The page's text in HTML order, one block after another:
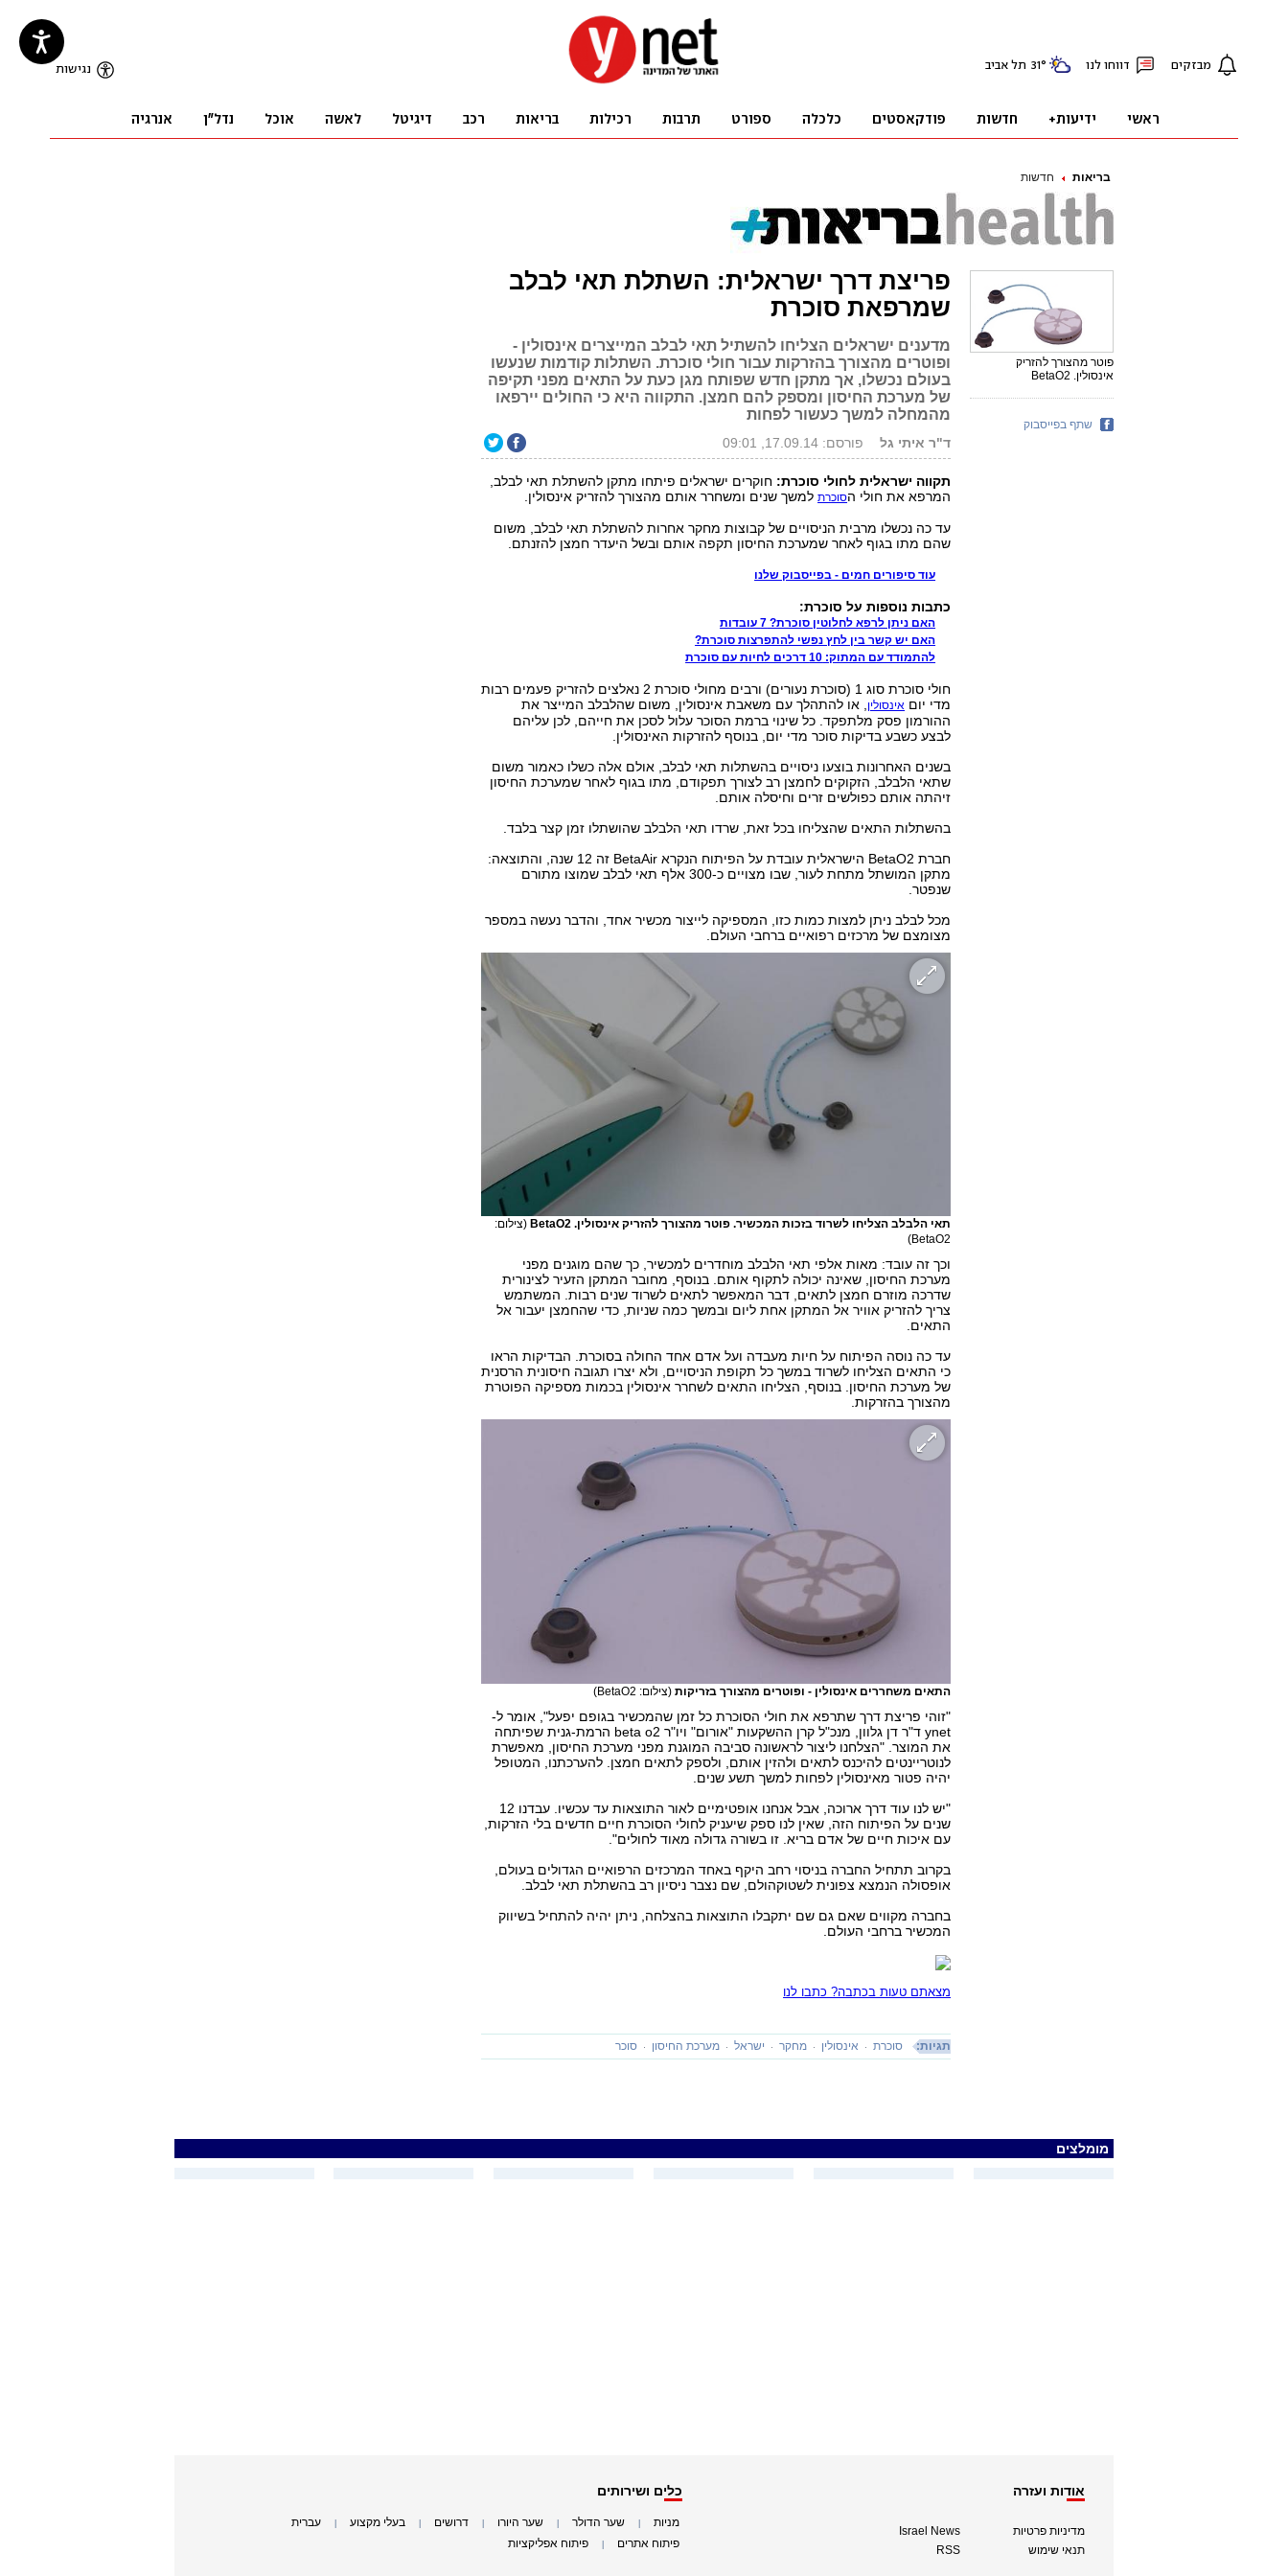
בריאות חדשות
פריצת דרך ישראלית: השתלת תאי לבלב
שמרפאת סוכרת
מדענים ישראלים הצליחו להשתיל תאי לבלב המייצרים אינסולין -
ופוטרים מהצורך בהזרקות עבור חולי סוכרת. השתלות קודמות שנעשו
בעולם נכשלו, אך מתקן חדש שפותח מגן כעת על התאים מפני תקיפה
של מערכת החיסון ומספק להם חמצן. התקווה היא כי החולים יירפאו
מהמחלה למשך כעשור לפחות
ד"ר איתי גל פורסם: 17.09.14, 09:01
תקווה ישראלית לחולי סוכרת: חוקרים ישראלים פיתחו מתקן להשתלת תאי לבלב,
המרפא את חולי הסוכרתלמשך שנים ומשחרר אותם מהצורך להזריק אינסולין.
עד כה נכשלו מרבית הניסויים של קבוצות מחקר אחרות להשתלת תאי לבלב, משום
שהם מתו בגוף לאחר שמערכת החיסון תקפה אותם ובשל היעדר חמצן להזנתם.
עוד סיפורים חמים - בפייסבוק שלנו
כתבות נוספות על סוכרת:
האם ניתן לרפא לחלוטין סוכרת? 7 עובדות
האם יש קשר בין לחץ נפשי להתפרצות סוכרת?
להתמודד עם המתוק: 10 דרכים לחיות עם סוכרת
חולי סוכרת סוג 1 (סוכרת נעורים) ורבים מחולי סוכרת 2 נאלצים להזריק פעמים רבות
מדי יום אינסולין
, או להתהלך עם משאבת אינסולין, משום שהלבלב המייצר את
ההורמון פסק מלתפקד. כל שינוי ברמת הסוכר עלול לסכן את חייהם, לכן עליהם
לבצע כשבע בדיקות סוכר מדי יום, בנוסף להזרקות האינסולין.
בשנים האחרונות בוצעו ניסויים בהשתלות תאי לבלב, אולם אלה כשלו כאמור משום
שתאי הלבלב, הזקוקים לחמצן רב לצורך תפקודם, מתו בגוף לאחר שמערכת החיסון
זיהתה אותם כפולשים זרים וחיסלה אותם.
בהשתלות התאים שהצליחו בכל זאת, שרדו תאי הלבלב שהושתלו זמן קצר בלבד.
חברת BetaO2 הישראלית עובדת על הפיתוח הנקרא BetaAir זה 12 שנה, והתוצאה:
מתקן המושתל מתחת לעור, שבו מצויים כ-300 אלף תאי לבלב שמוצו מתורם
שנפטר.
מכל לבלב ניתן למצות כמות כזו, המספיקה לייצור מכשיר אחד, והדבר נעשה במספר
מצומצם של מרכזים רפואיים ברחבי העולם.
תאי הלבלב הצליחו לשרוד בזכות המכשיר. פוטר מהצורך להזריק אינסולין. BetaO2
(צילום:
BetaO2)
וכך זה עובד: מאות אלפי תאי הלבלב מוחדרים למכשיר, כך שהם מוגנים מפני
מערכת החיסון, שאינה יכולה לתקוף אותם. בנוסף, מחובר המתקן הזעיר לצינורית
שדרכה מוזרם חמצן לתאים, דבר המאפשר לתאים לשרוד שנים רבות. המשתמש
צריך להזריק אוויר אל המתקן אחת ליום ובמשך כמה שניות, כדי שהחמצן יעבור אל
התאים.
עד כה נוסה הפיתוח על חיות מעבדה ועל אדם אחד החולה בסוכרת. הבדיקות הראו
כי התאים הצליחו לשרוד במשך כל תקופת הניסויים, ולא יצרו תגובה חיסונית הרסנית
של מערכת החיסון. בנוסף, הצליחו התאים לשחרר אינסולין בכמות מספיקה הפוטרת
מהצורך בהזרקות.
התאים משחררים אינסולין - ופוטרים מהצורך בזריקות (צילום: BetaO2)
"זוהי פריצת דרך שתרפא את חולי הסוכרת כל זמן שהמכשיר בגופם יפעל", אומר ל-
ynet ד"ר דן גלוון, מנכ"ל קרן ההשקעות "אורום" ויו"ר beta o2 הרמת-גנית שפיתחה
את המוצר. "הצלחנו ליצור לראשונה סביבה המוגנת מפני מערכת החיסון, מאפשרת
לנוטריינטים להיכנס לתאים ולהזין אותם, ולספק לתאים חמצן. להערכתנו, המטופל
יהיה פטור מאינסולין לפחות למשך תשע שנים.
"יש לנו עוד דרך ארוכה, אבל אנחנו אופטימיים לאור התוצאות עד עכשיו. עבדנו 12
שנים על הפיתוח הזה, שאין לנו ספק שיעניק לחולי הסוכרת חיים חדשים בלי הזרקות,
עם איכות חיים של אדם בריא. זו בשורה גדולה מאוד לחולים".
בקרוב תתחיל החברה בניסוי רחב היקף באחד המרכזים הרפואיים הגדולים בעולם,
אופסולה הנמצא צפונית לשטוקהולם, שם נצבר ניסיון רב בהשתלת תאי לבלב.
בחברה מקווים שאם גם שם יתקבלו התוצאות בהצלחה, ניתן יהיה להתחיל בשיווק
המכשיר ברחבי העולם.
מצאתם טעות בכתבה? כתבו לנו
תגיות: סוכרת אינסולין מחקר ישראל מערכת החיסון סוכר
פוטר מהצורך להזריק
אינסולין. BetaO2
שתף בפייסבוק
מומלצים
אודות ועזרה
מדיניות פרטיות
תנאי שימוש
Israel News
RSS
כלים ושירותים
מניות שער הדולר שער היורו דרושים בעלי מקצוע עברית
פיתוח אתרים פיתוח אפליקציות